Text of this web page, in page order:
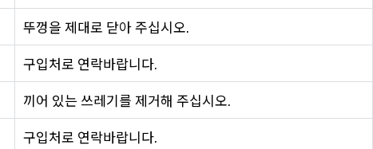
뚜껑을 제대로 닫아 주십시오.
구입처로 연락바랍니다.
끼어 있는 쓰레기를 제거해 주십시오.
구입처로 연락바랍니다.